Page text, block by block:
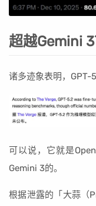
超越Gemini
诸多迹象表明，GPT-
可以说，它就是
Gemini 3的。
根据泄露的「大蒜（